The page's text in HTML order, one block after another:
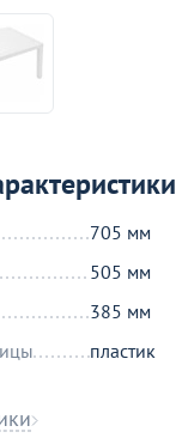
705 мм
505 мм
385 мм
пластик